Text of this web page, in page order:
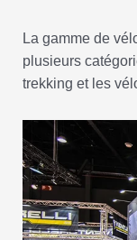
La gamme de
plusieurs
trekking et les